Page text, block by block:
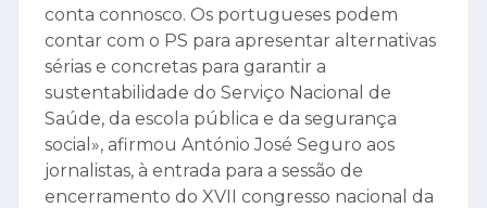
conta connosco. Os portugueses podem
contar com o PS para apresentar alternativas
sérias e concretas para garantir a
sustentabilidade do Serviço Nacional de
Saúde, da escola pública e da segurança
social», afirmou António José Seguro aos
jornalistas, à entrada para a sessão de
encerramento do XVII congresso nacional da